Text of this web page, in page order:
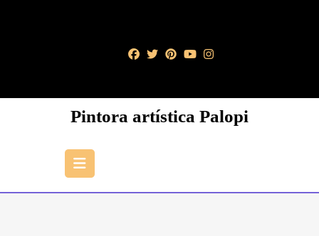
Pintora artística Palopi
Botón